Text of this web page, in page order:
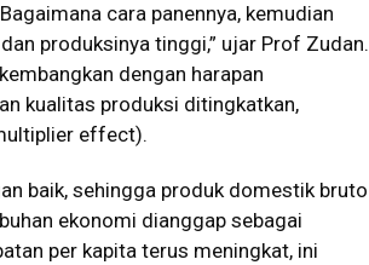
cara panennya, kemudian
produksinya tinggi,” ujar Prof Zudan.
dengan harapan
kualitas produksi ditingkatkan,
effect).
baik, sehingga produk domestik bruto
ekonomi dianggap sebagai
per kapita terus meningkat, ini